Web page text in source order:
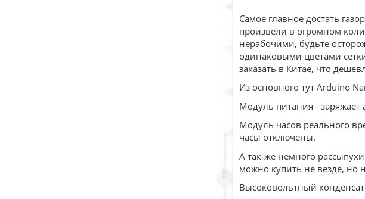
Самое главное достать
произвели в огромном
нерабочими, будьте
одинаковыми цветами
заказать в Китае, что
Из основного тут Arduino
Модуль питания - заряжает
Модуль часов реального
часы отключены.
А так-же немного
можно купить не везде, но
Высоковольтный